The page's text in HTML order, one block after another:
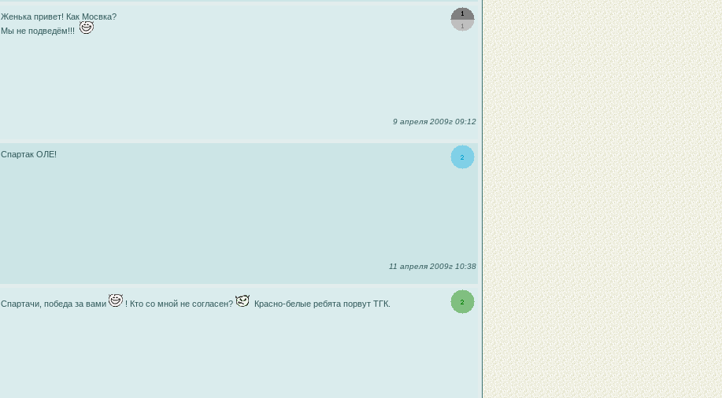
Женька привет! Как Мосвка?
Мы не подведём!!!
9 апреля 2009г 09:12
Спартак ОЛЕ!
11 апреля 2009г 10:38
Спартачи, победа за вами ! Кто со мной не согласен? Красно-белые ребята порвут ТГК.